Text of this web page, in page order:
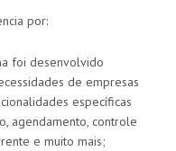
por:
foi desenvolvido
de empresas
específicas
agendamento, controle
e muito mais;